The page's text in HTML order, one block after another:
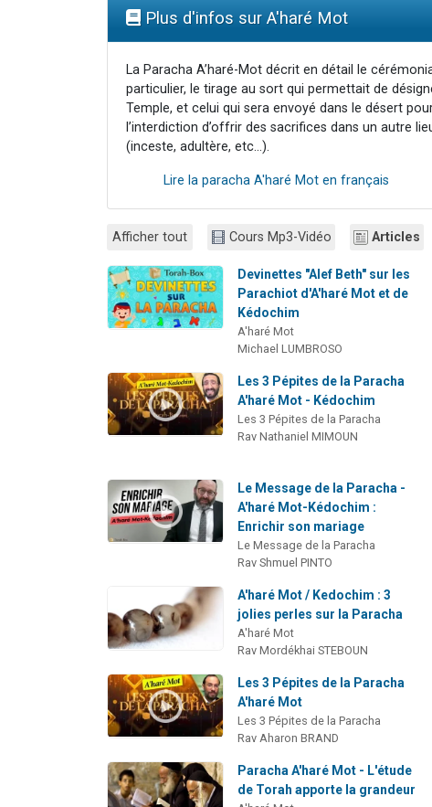
Plus d'infos sur A'haré Mot
La Paracha A’haré-Mot décrit en détail le
particulier, le tirage au sort qui permettait de
Temple, et celui qui sera envoyé dans le désert
l’interdiction d’offrir des sacrifices dans un autre
(inceste, adultère, etc...).
Lire la paracha A'haré Mot en français
Afficher tout Cours Mp3-Vidéo Articles
Devinettes "Alef Beth" sur les
Parachiot d'A'haré Mot et de
Kédochim
A'haré Mot
Michael LUMBROSO
Les 3 Pépites de la Paracha
A'haré Mot - Kédochim
Les 3 Pépites de la Paracha
Rav Nathaniel MIMOUN
Le Message de la Paracha -
A'haré Mot-Kédochim :
Enrichir son mariage
Le Message de la Paracha
Rav Shmuel PINTO
A'haré Mot / Kedochim : 3
jolies perles sur la Paracha
A'haré Mot
Rav Mordékhai STEBOUN
Les 3 Pépites de la Paracha
A'haré Mot
Les 3 Pépites de la Paracha
Rav Aharon BRAND
Paracha A'haré Mot - L'étude
de Torah apporte la grandeur